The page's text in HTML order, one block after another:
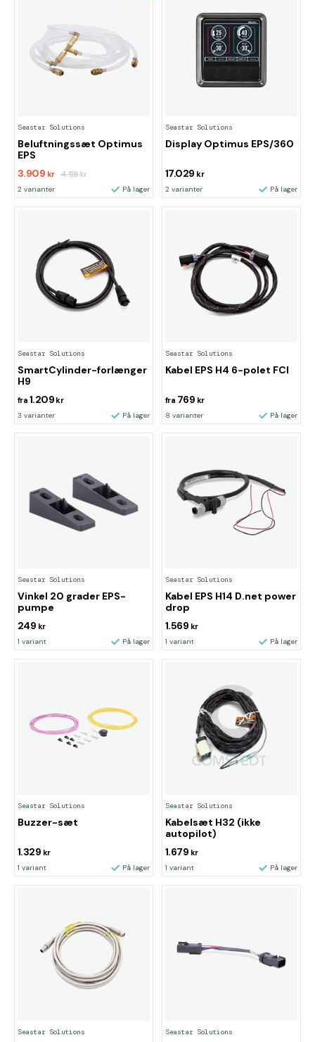
Seastar Solutions
Beluftningssæt Optimus
EPS
3.909 kr 4.115kr
2 varianter På lager
Seastar Solutions
Display Optimus EPS/360
17.029 kr
2 varianter På lager
Seastar Solutions
SmartCylinder-forlænger
H9
fra 1.209 kr
3 varianter På lager
Seastar Solutions
Kabel EPS H4 6-polet FCI
fra 769 kr
8 varianter På lager
Seastar Solutions
Vinkel 20 grader EPS-
pumpe
249 kr
1 variant På lager
Seastar Solutions
Kabel EPS H14 D.net power
drop
1.569 kr
1 variant På lager
Seastar Solutions
Buzzer-sæt
1.329 kr
1 variant På lager
Seastar Solutions
Kabelsæt H32 (ikke
autopilot)
1.679 kr
1 variant På lager
Seastar Solutions Seastar Solutions